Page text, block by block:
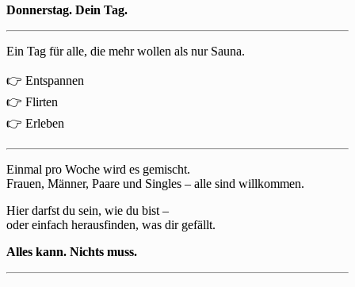
Donnerstag. Dein Tag.
Ein Tag für alle, die mehr wollen als nur Sauna.
👉 Entspannen
👉 Flirten
👉 Erleben
Einmal pro Woche wird es gemischt.
Frauen, Männer, Paare und Singles – alle sind willkommen.
Hier darfst du sein, wie du bist –
oder einfach herausfinden, was dir gefällt.
Alles kann. Nichts muss.